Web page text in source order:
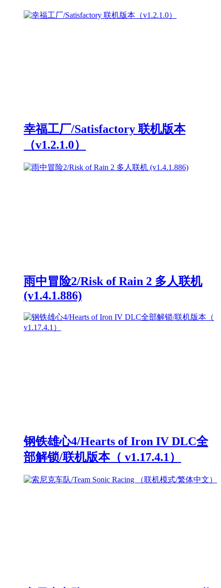
幸福工厂/Satisfactory 联机版本
（v1.2.1.0）
雨中冒险2/Risk of Rain 2 多人联机
(v1.4.1.886)
钢铁雄心4/Hearts of Iron IV DLC全
部解锁/联机版本（ v1.17.4.1）